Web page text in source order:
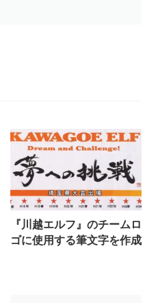
『川越エルフ』のチームロ
ゴに使用する筆文字を作成